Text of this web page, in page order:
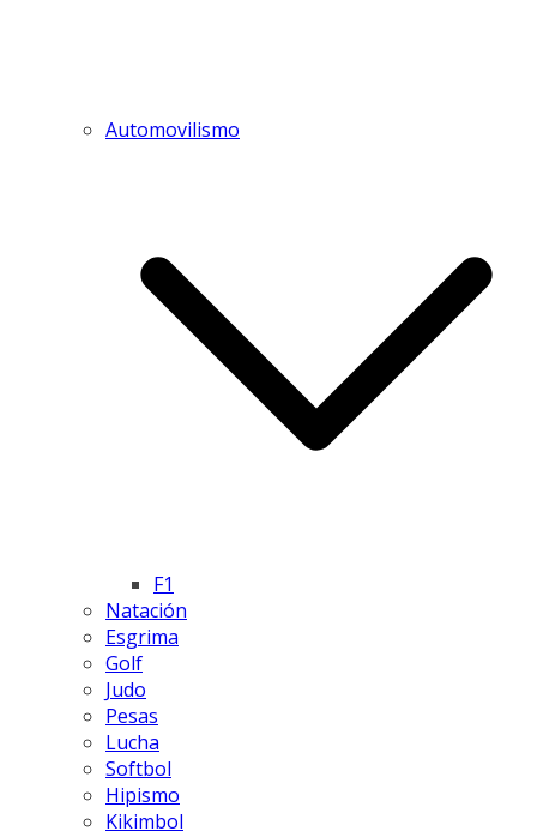
Automovilismo
F1
Natación
Esgrima
Golf
Judo
Pesas
Lucha
Softbol
Hipismo
Kikimbol